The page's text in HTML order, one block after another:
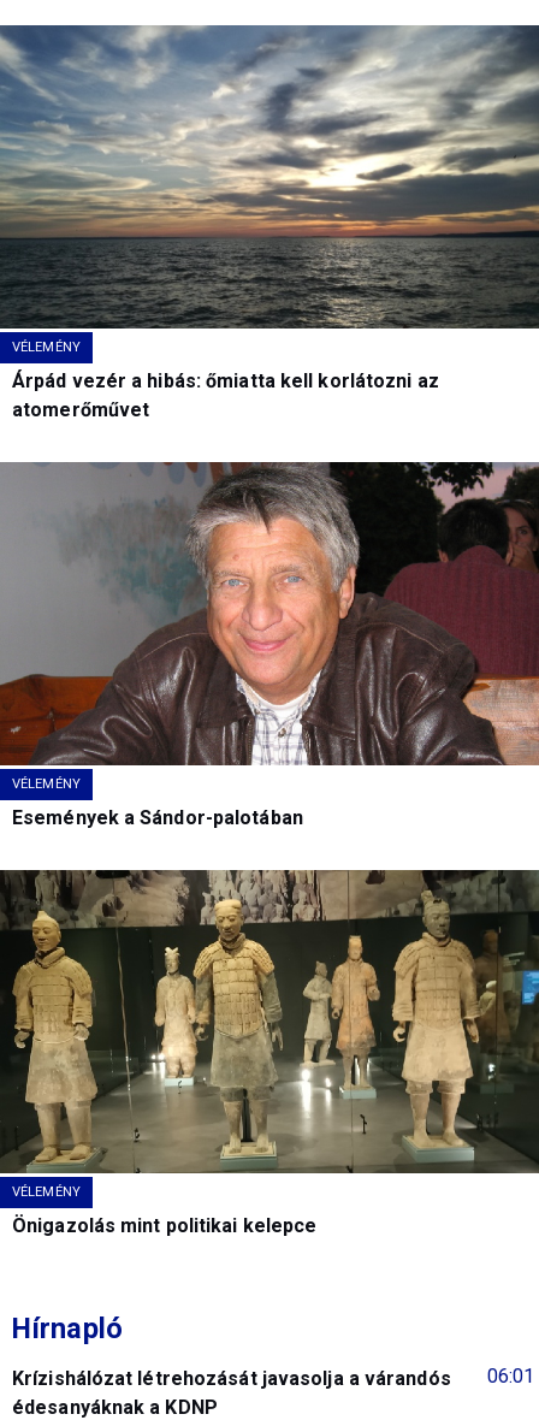
VÉLEMÉNY
Árpád vezér a hibás: őmiatta kell korlátozni az
atomerőművet
VÉLEMÉNY
Események a Sándor-palotában
VÉLEMÉNY
Önigazolás mint politikai kelepce
Hírnapló
06:01
Krízishálózat létrehozását javasolja a várandós
édesanyáknak a KDNP